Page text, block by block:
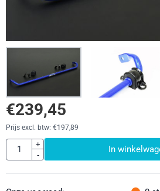
€239,45
Prijs excl. btw: €197,89
Aantal
+
-
In